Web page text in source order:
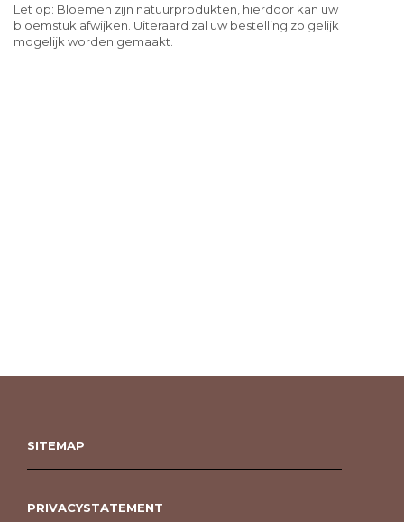
Let op: Bloemen zijn natuurprodukten, hierdoor kan uw
bloemstuk afwijken. Uiteraard zal uw bestelling zo gelijk
mogelijk worden gemaakt.
SITEMAP
PRIVACYSTATEMENT